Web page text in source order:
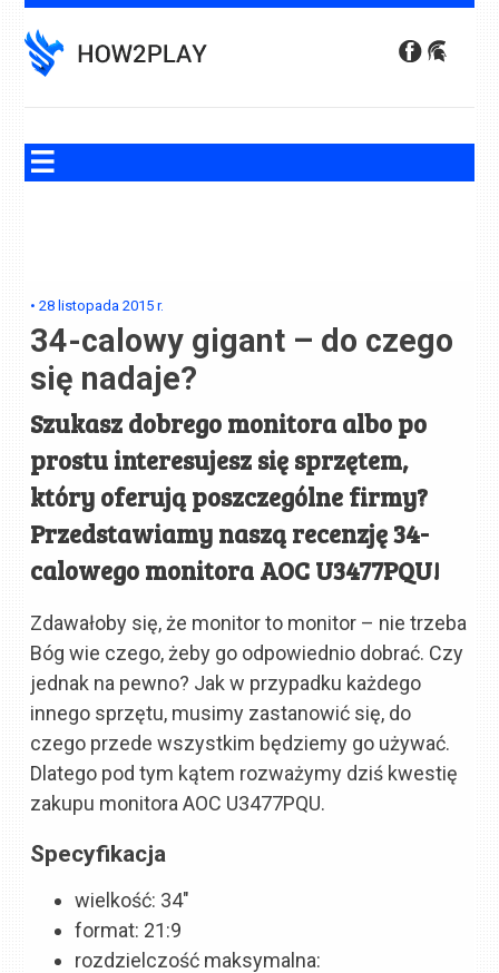
to
content
•28 listopada 2015 r.
34-calowy gigant – do czego
się nadaje?
Szukasz dobrego monitora albo po
prostu interesujesz się sprzętem,
który oferują poszczególne firmy?
Przedstawiamy naszą recenzję 34-
calowego monitora AOC U3477PQU!
Zdawałoby się, że monitor to monitor – nie trzeba
Bóg wie czego, żeby go odpowiednio dobrać. Czy
jednak na pewno? Jak w przypadku każdego
innego sprzętu, musimy zastanowić się, do
czego przede wszystkim będziemy go używać.
Dlatego pod tym kątem rozważymy dziś kwestię
zakupu monitora AOC U3477PQU.
Specyfikacja
wielkość: 34″
format: 21:9
rozdzielczość maksymalna: